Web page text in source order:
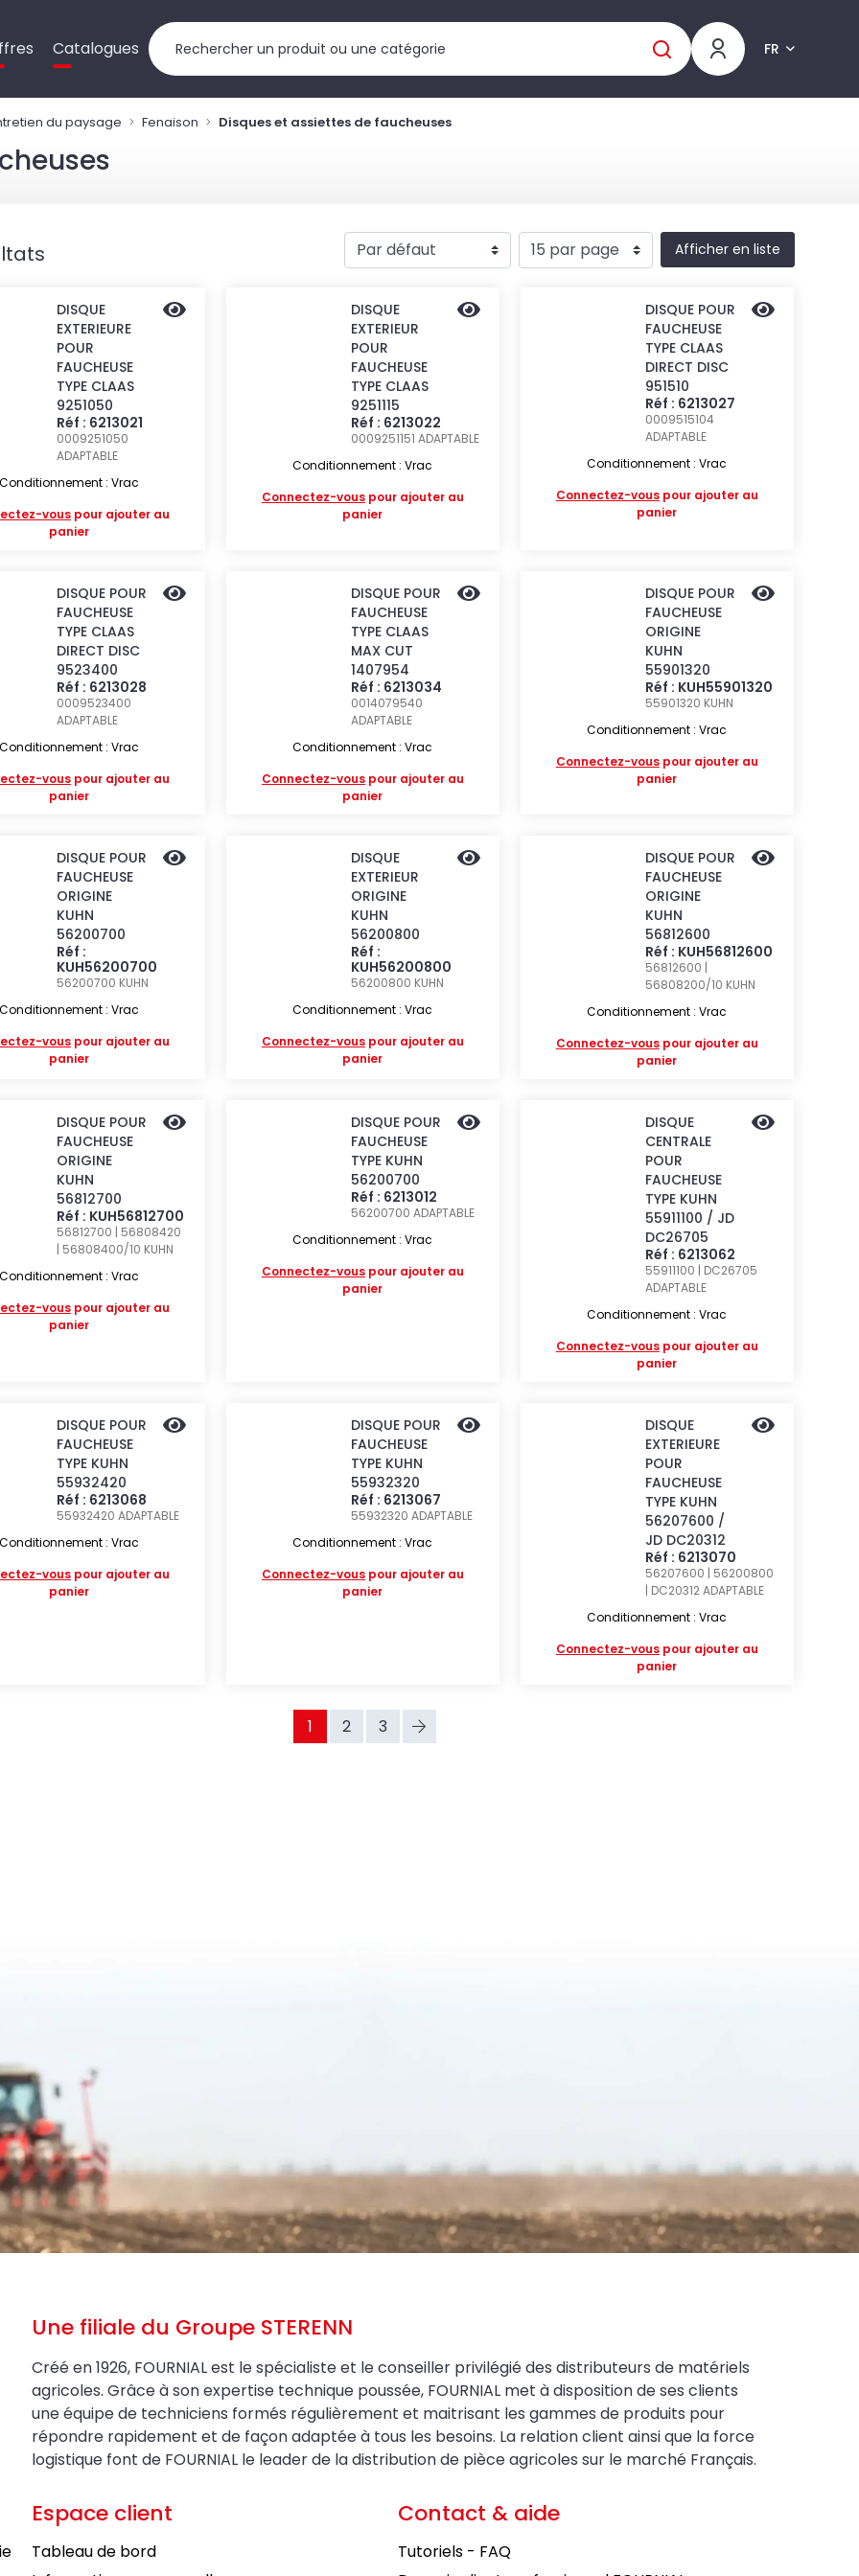
Catalogues FR
du paysage Fenaison Disques et assiettes de faucheuses
Afficher en liste
DISQUE
EXTERIEURE
POUR
FAUCHEUSE
TYPE CLAAS
9251050
Réf : 6213021
0009251050
ADAPTABLE
: Vrac
vous pour ajouter au
panier
DISQUE
EXTERIEUR
POUR
FAUCHEUSE
TYPE CLAAS
9251115
Réf : 6213022
0009251151 ADAPTABLE
Conditionnement : Vrac
Connectez-vouspour ajouter au
panier
DISQUE POUR
FAUCHEUSE
TYPE CLAAS
DIRECT DISC
951510
Réf : 6213027
0009515104
ADAPTABLE
Conditionnement : Vrac
Connectez-vouspour ajouter au
panier
DISQUE POUR
FAUCHEUSE
TYPE CLAAS
DIRECT DISC
9523400
Réf : 6213028
0009523400
ADAPTABLE
: Vrac
vous pour ajouter au
panier
DISQUE POUR
FAUCHEUSE
TYPE CLAAS
MAX CUT
1407954
Réf : 6213034
0014079540
ADAPTABLE
Conditionnement : Vrac
Connectez-vouspour ajouter au
panier
DISQUE POUR
FAUCHEUSE
ORIGINE
KUHN
55901320
Réf : KUH55901320
55901320 KUHN
Conditionnement : Vrac
Connectez-vouspour ajouter au
panier
DISQUE POUR
FAUCHEUSE
ORIGINE
KUHN
56200700
Réf :
KUH56200700
56200700 KUHN
: Vrac
vous pour ajouter au
panier
DISQUE
EXTERIEUR
ORIGINE
KUHN
56200800
Réf :
KUH56200800
56200800 KUHN
Conditionnement : Vrac
Connectez-vouspour ajouter au
panier
DISQUE POUR
FAUCHEUSE
ORIGINE
KUHN
56812600
Réf : KUH56812600
56812600 |
56808200/10 KUHN
Conditionnement : Vrac
Connectez-vouspour ajouter au
panier
DISQUE POUR
FAUCHEUSE
ORIGINE
KUHN
56812700
Réf : KUH56812700
56812700 | 56808420
| 56808400/10 KUHN
: Vrac
vous pour ajouter au
panier
DISQUE POUR
FAUCHEUSE
TYPE KUHN
56200700
Réf : 6213012
56200700 ADAPTABLE
Conditionnement : Vrac
Connectez-vouspour ajouter au
panier
DISQUE
CENTRALE
POUR
FAUCHEUSE
TYPE KUHN
55911100 / JD
DC26705
Réf : 6213062
55911100 | DC26705
ADAPTABLE
Conditionnement : Vrac
Connectez-vouspour ajouter au
panier
DISQUE POUR
FAUCHEUSE
TYPE KUHN
55932420
Réf : 6213068
55932420ADAPTABLE
: Vrac
vous pour ajouter au
panier
DISQUE POUR
FAUCHEUSE
TYPE KUHN
55932320
Réf : 6213067
55932320 ADAPTABLE
Conditionnement : Vrac
Connectez-vouspour ajouter au
panier
DISQUE
EXTERIEURE
POUR
FAUCHEUSE
TYPE KUHN
56207600 /
JD DC20312
Réf : 6213070
56207600 | 56200800
| DC20312ADAPTABLE
Conditionnement : Vrac
Connectez-vouspour ajouter au
panier
1 2 3
Une filiale du Groupe STERENN
Créé en 1926, FOURNIAL est le spécialiste et le conseiller privilégié des distributeurs de matériels
agricoles. Grâce à son expertise technique poussée, FOURNIAL met à disposition de ses clients
une équipe de techniciens formés régulièrement et maitrisant les gammes de produits pour
répondre rapidement et de façon adaptée à tous les besoins. La relation client ainsi que la force
logistique font de FOURNIAL le leader de la distribution de pièce agricoles sur le marché Français.
Espace client
Tableau de bord
Contact & aide
Tutoriels - FAQ